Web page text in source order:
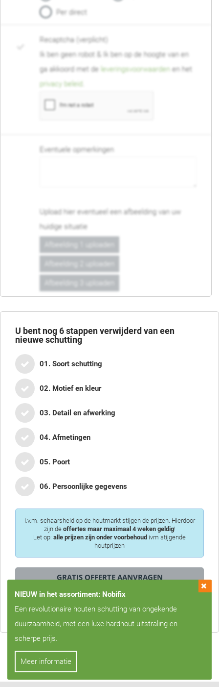
Per direct
Recaptcha (verplicht)
Ik ben geen robot & Ik ben op de hoogte van en
ga akkoord met de leveringsvoorwaarden en het
privacy beleid
Eventuele opmerkingen
Upload hier eventueel een afbeelding van uw
huidige situatie
U bent nog6stappen verwijderd van een
nieuwe schutting
01. Soort schutting
02. Motief en kleur
03. Detail en afwerking
04. Afmetingen
05. Poort
06. Persoonlijke gegevens
I.v.m. schaarsheid op de houtmarkt stijgen de prijzen. Hierdoor
zijn de offertes maar maximaal 4 weken geldig!
Let op: alle prijzen zijn onder voorbehoud ivm stijgende
houtprijzen
Privacy is voor ons erg belangrijk, we zullen uw gegevens nooit met
derden delen!
NIEUW in het assortiment: Nobifix
Een revolutionaire houten schutting van ongekende
duurzaamheid, met een luxe hardhout uitstraling en
scherpe prijs.
Meer informatie